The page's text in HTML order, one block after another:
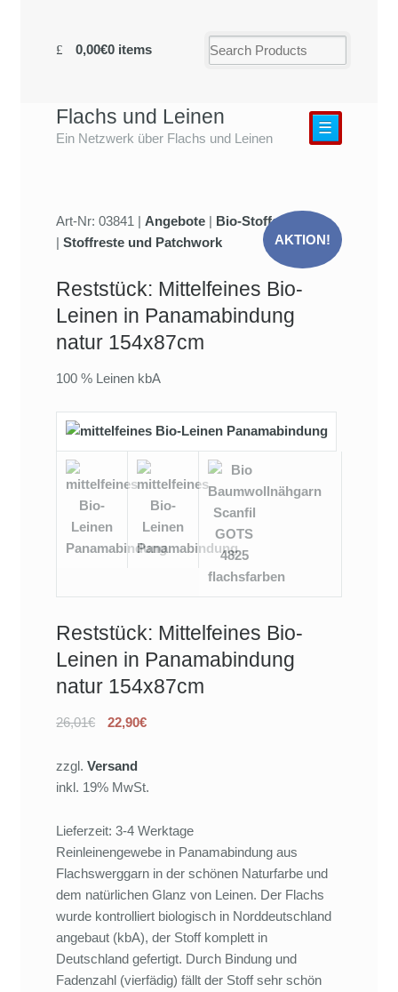
0,00€0 items
Flachs und Leinen
Ein Netzwerk über Flachs und Leinen
☰
AKTION!
Art-Nr: 03841 | Angebote | Bio-Stoffe
|Stoffreste und Patchwork
Reststück: Mittelfeines Bio-
Leinen in Panamabindung
natur 154x87cm
100 % Leinen kbA
Reststück: Mittelfeines Bio-
Leinen in Panamabindung
natur 154x87cm
26,01€ 22,90€
zzgl.Versand
inkl. 19% MwSt.
Lieferzeit: 3-4 Werktage
Reinleinengewebe in Panamabindung aus
Flachswerggarn in der schönen Naturfarbe und
dem natürlichen Glanz von Leinen. Der Flachs
wurde kontrolliert biologisch in Norddeutschland
angebaut (kbA), der Stoff komplett in
Deutschland gefertigt. Durch Bindung und
Fadenzahl (vierfädig) fällt der Stoff sehr schön